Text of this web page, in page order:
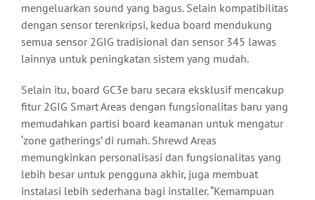
mengeluarkan sound yang bagus. Selain kompatibilitas
dengan sensor terenkripsi, kedua board mendukung
semua sensor 2GIG tradisional dan sensor 345 lawas
lainnya untuk peningkatan sistem yang mudah.
Selain itu, board GC3e baru secara eksklusif mencakup
fitur 2GIG Smart Areas dengan fungsionalitas baru yang
memudahkan partisi board keamanan untuk mengatur
‘zone gatherings’ di rumah. Shrewd Areas
memungkinkan personalisasi dan fungsionalitas yang
lebih besar untuk pengguna akhir, juga membuat
instalasi lebih sederhana bagi installer. “Kemampuan